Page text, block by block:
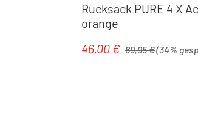
Rucksack PURE 4 X
orange
Verkaufspreis:
46,00 € 69,95 €(34%